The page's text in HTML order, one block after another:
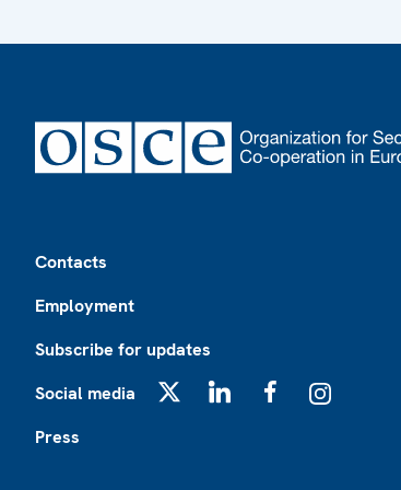
Contacts
Employment
Subscribe for updates
Social media
Press